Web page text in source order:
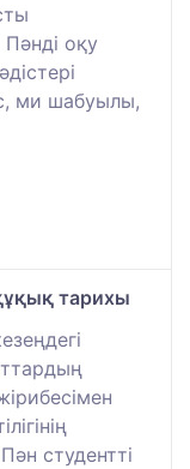
оқу
ми шабуылы,
тарихы
студентті